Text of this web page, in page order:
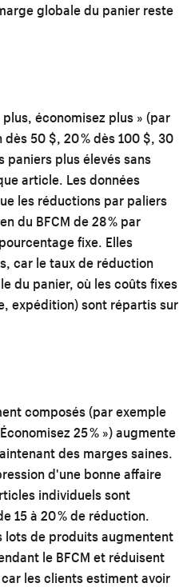
globale du panier reste
économisez plus » (par
50 $, 20 % dès 100 $, 30
paniers plus élevés sans
article. Les données
les réductions par paliers
du BFCM de 28 % par
fixe. Elles
car le taux de réduction
du panier, où les coûts fixes
expédition) sont répartis sur
composés (par exemple
25 % ») augmente
des marges saines.
d'une bonne affaire
individuels sont
15 à 20 % de réduction.
lots de produits augmentent
le BFCM et réduisent
les clients estiment avoir